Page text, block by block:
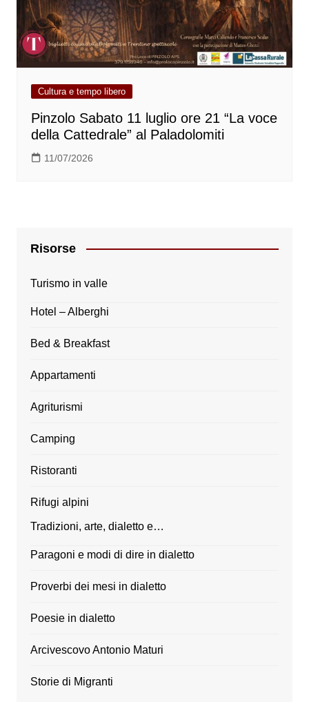
Cultura e tempo libero
Pinzolo Sabato 11 luglio ore 21 “La voce
della Cattedrale” al Paladolomiti
11/07/2026
Risorse
Turismo in valle
Hotel – Alberghi
Bed & Breakfast
Appartamenti
Agriturismi
Camping
Ristoranti
Rifugi alpini
Tradizioni, arte, dialetto e…
Paragoni e modi di dire in dialetto
Proverbi dei mesi in dialetto
Poesie in dialetto
Arcivescovo Antonio Maturi
Storie di Migranti